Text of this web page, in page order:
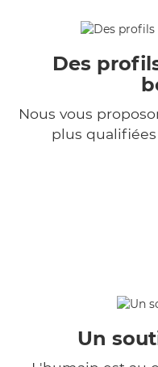
Des
Nous vous
plus
Un